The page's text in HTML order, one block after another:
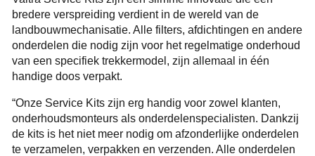
bredere verspreiding verdient in de wereld van de
landbouwmechanisatie. Alle filters, afdichtingen en andere
onderdelen die nodig zijn voor het regelmatige onderhoud
van een specifiek trekkermodel, zijn allemaal in één
handige doos verpakt.
“Onze Service Kits zijn erg handig voor zowel klanten,
onderhoudsmonteurs als onderdelenspecialisten. Dankzij
de kits is het niet meer nodig om afzonderlijke onderdelen
te verzamelen, verpakken en verzenden. Alle onderdelen